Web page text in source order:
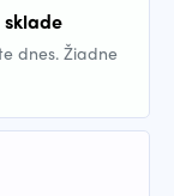
dnes. Žiadne